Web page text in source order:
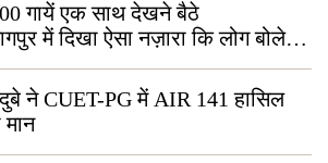
गायें एक साथ देखने बैठे
में दिखा ऐसा नज़ारा कि लोग बोले,
ही कर सकते हैं”
ने CUET-PG में AIR 141 हासिल